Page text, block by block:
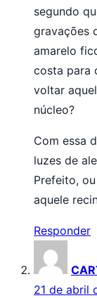
segundo
gravações
amarelo
costa para
voltar
núcleo?
Com essa
luzes de
Prefeito,
aquele
Responder
21 de abril